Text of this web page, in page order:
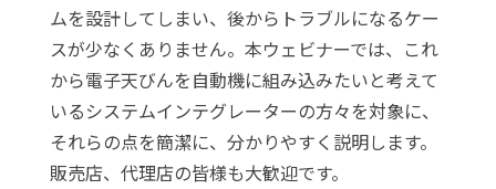
ムを設計してしまい、後からトラブルになるケー
スが少なくありません。本ウェビナーでは、これ
から電子天びんを自動機に組み込みたいと考えて
いるシステムインテグレーターの方々を対象に、
それらの点を簡潔に、分かりやすく説明します。
販売店、代理店の皆様も大歓迎です。